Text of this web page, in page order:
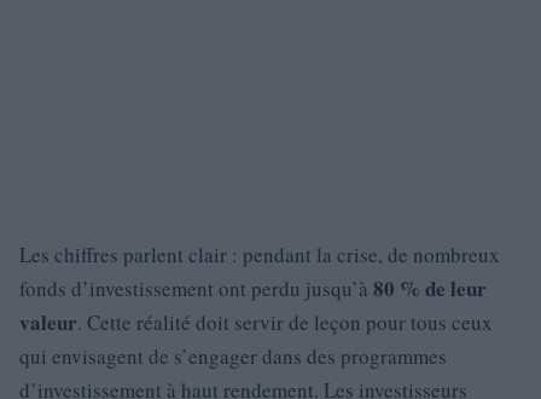
Les chiffres parlent clair : pendant la crise, de nombreux
fonds d’investissement ont perdu jusqu’à 80 % de leur
valeur. Cette réalité doit servir de leçon pour tous ceux
qui envisagent de s’engager dans des programmes
d’investissement à haut rendement. Les investisseurs